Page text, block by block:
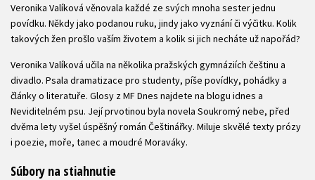
Veronika Valíková věnovala každé ze svých mnoha sester jednu
povídku. Někdy jako podanou ruku, jindy jako vyznání či výčitku. Kolik
takových žen prošlo vaším životem a kolik si jich necháte už napořád?
Veronika Valíková učila na několika pražských gymnáziích češtinu a
divadlo. Psala dramatizace pro studenty, píše povídky, pohádky a
články o literatuře. Glosy z MF Dnes najdete na blogu idnes a
Neviditelném psu. Její prvotinou byla novela Soukromý nebe, před
dvěma lety vyšel úspěšný román Češtinářky. Miluje skvělé texty prózy
i poezie, moře, tanec a moudré Moraváky.
Súbory na stiahnutie